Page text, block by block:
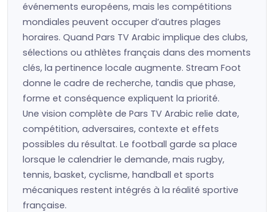
événements européens, mais les compétitions
mondiales peuvent occuper d’autres plages
horaires. Quand Pars TV Arabic implique des clubs,
sélections ou athlètes français dans des moments
clés, la pertinence locale augmente. Stream Foot
donne le cadre de recherche, tandis que phase,
forme et conséquence expliquent la priorité.
Une vision complète de Pars TV Arabic relie date,
compétition, adversaires, contexte et effets
possibles du résultat. Le football garde sa place
lorsque le calendrier le demande, mais rugby,
tennis, basket, cyclisme, handball et sports
mécaniques restent intégrés à la réalité sportive
française.